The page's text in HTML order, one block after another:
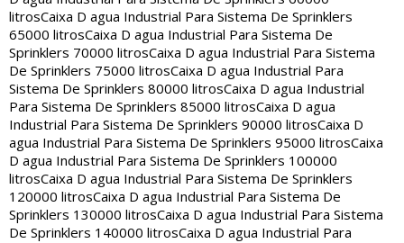
litrosCaixa D agua Industrial Para Sistema De Sprinklers
65000 litrosCaixa D agua Industrial Para Sistema De
Sprinklers 70000 litrosCaixa D agua Industrial Para Sistema
De Sprinklers 75000 litrosCaixa D agua Industrial Para
Sistema De Sprinklers 80000 litrosCaixa D agua Industrial
Para Sistema De Sprinklers 85000 litrosCaixa D agua
Industrial Para Sistema De Sprinklers 90000 litrosCaixa D
agua Industrial Para Sistema De Sprinklers 95000 litrosCaixa
D agua Industrial Para Sistema De Sprinklers 100000
litrosCaixa D agua Industrial Para Sistema De Sprinklers
120000 litrosCaixa D agua Industrial Para Sistema De
Sprinklers 130000 litrosCaixa D agua Industrial Para Sistema
De Sprinklers 140000 litrosCaixa D agua Industrial Para